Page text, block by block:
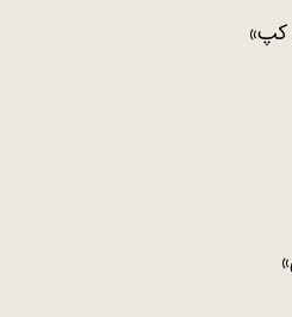
کپ»